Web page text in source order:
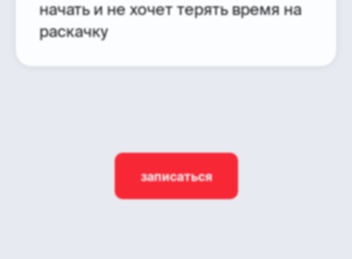
начать и не хочет терять время на
раскачку
записаться